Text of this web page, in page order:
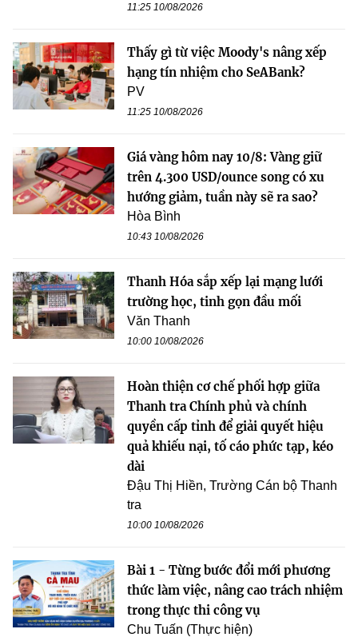
11:25 10/08/2026
Thấy gì từ việc Moody's nâng xếp
hạng tín nhiệm cho SeABank?
PV
11:25 10/08/2026
Giá vàng hôm nay 10/8: Vàng giữ
trên 4.300 USD/ounce song có xu
hướng giảm, tuần này sẽ ra sao?
Hòa Bình
10:43 10/08/2026
Thanh Hóa sắp xếp lại mạng lưới
trường học, tinh gọn đầu mối
Văn Thanh
10:00 10/08/2026
Hoàn thiện cơ chế phối hợp giữa
Thanh tra Chính phủ và chính
quyền cấp tỉnh để giải quyết hiệu
quả khiếu nại, tố cáo phức tạp, kéo
dài
Đậu Thị Hiền, Trường Cán bộ Thanh
tra
10:00 10/08/2026
Bài 1 - Từng bước đổi mới phương
thức làm việc, nâng cao trách nhiệm
trong thực thi công vụ
Chu Tuấn (Thực hiện)